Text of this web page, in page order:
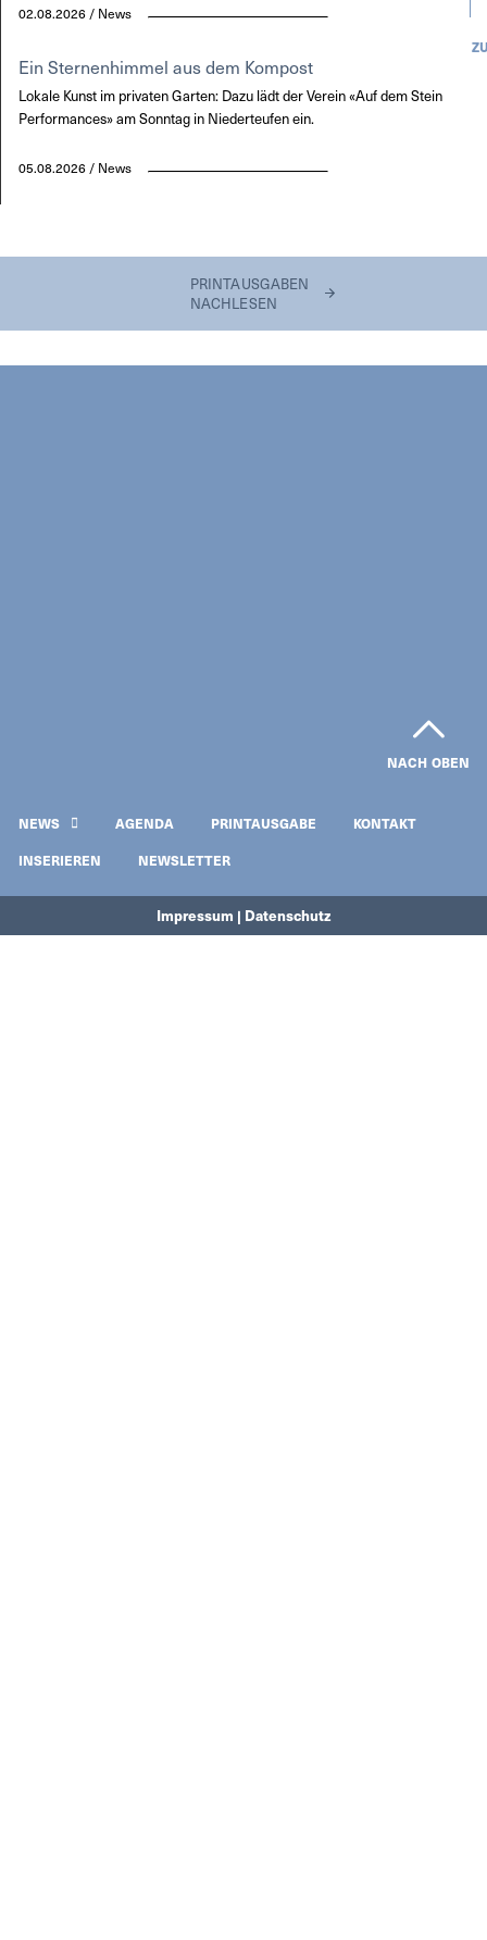
02.08.2026 / News
Ein Sternenhimmel aus dem Kompost
Lokale Kunst im privaten Garten: Dazu lädt der Verein «Auf dem Stein
Performances» am Sonntag in Niederteufen ein.
05.08.2026 / News
PRINTAUSGABEN
NACHLESEN
NACH OBEN
NEWS AGENDA PRINTAUSGABE
KONTAKT
INSERIEREN
NEWSLETTER
Impressum | Datenschutz